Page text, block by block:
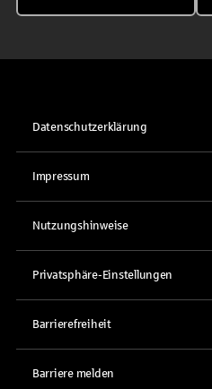
Datenschutzerklärung
Impressum
Nutzungshinweise
Privatsphäre-Einstellungen
Barrierefreiheit
Barriere melden